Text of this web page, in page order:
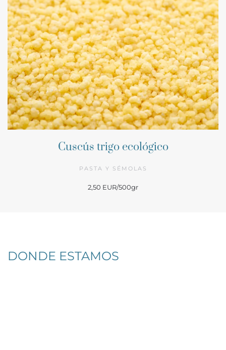
Cuscús trigo ecológico
PASTA Y SÉMOLAS
2,50 EUR/500gr
DONDE ESTAMOS